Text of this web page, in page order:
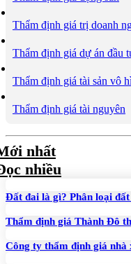
Thẩm định giá trị doanh
Thẩm định giá dự án đầu
Thẩm định giá tài sản vô
Thẩm định giá tài nguyên
nhất
nhiều
Đất đai là gì? Phân loại
Thẩm định giá Thành Đô
Công ty thẩm định giá nhà